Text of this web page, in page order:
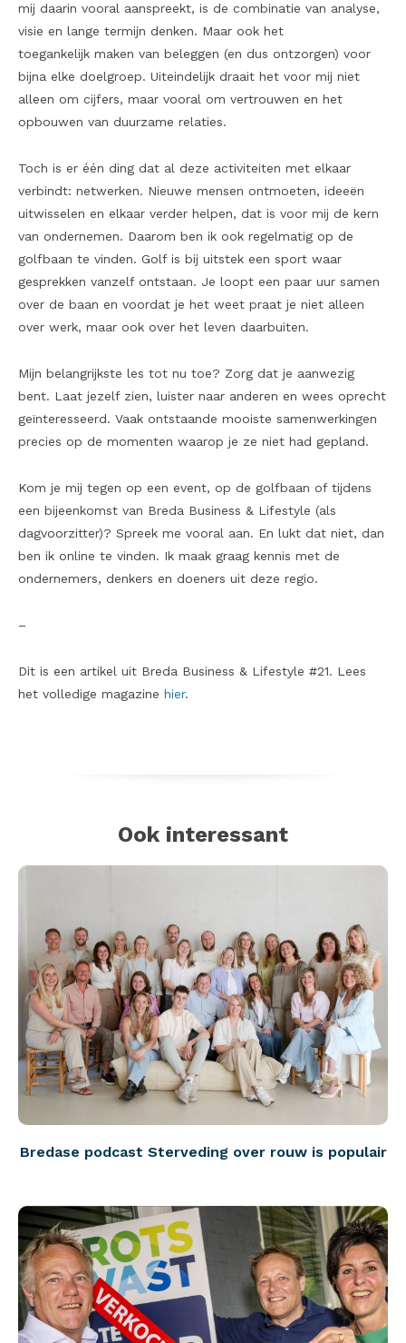
mij daarin vooral aanspreekt, is de combinatie van analyse,
visie en lange termijn denken. Maar ook het
toegankelijk maken van beleggen (en dus ontzorgen) voor
bijna elke doelgroep. Uiteindelijk draait het voor mij niet
alleen om cijfers, maar vooral om vertrouwen en het
opbouwen van duurzame relaties.
Toch is er één ding dat al deze activiteiten met elkaar
verbindt: netwerken. Nieuwe mensen ontmoeten, ideeën
uitwisselen en elkaar verder helpen, dat is voor mij de kern
van ondernemen. Daarom ben ik ook regelmatig op de
golfbaan te vinden. Golf is bij uitstek een sport waar
gesprekken vanzelf ontstaan. Je loopt een paar uur samen
over de baan en voordat je het weet praat je niet alleen
over werk, maar ook over het leven daarbuiten.
Mijn belangrijkste les tot nu toe? Zorg dat je aanwezig
bent. Laat jezelf zien, luister naar anderen en wees oprecht
geïnteresseerd. Vaak ontstaande mooiste samenwerkingen
precies op de momenten waarop je ze niet had gepland.
Kom je mij tegen op een event, op de golfbaan of tijdens
een bijeenkomst van Breda Business & Lifestyle (als
dagvoorzitter)? Spreek me vooral aan. En lukt dat niet, dan
ben ik online te vinden. Ik maak graag kennis met de
ondernemers, denkers en doeners uit deze regio.
–
Dit is een artikel uit Breda Business & Lifestyle #21. Lees
het volledige magazine hier.
Ook interessant
Bredase podcast Sterveding over rouw is populair